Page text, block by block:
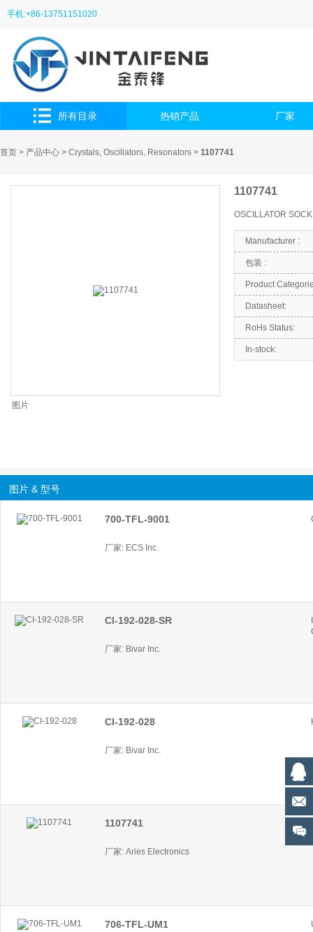
手机:+86-13751151020
所有目录 热销产品 厂家
首页 > 产品中心 > Crystals, Oscillators, Resonators > 1107741
图片
1107741
OSCILLATOR
Manufacturer :
包装 :
Product
Datasheet:
RoHs Status:
In-stock:
图片 & 型号
700-TFL-9001
厂家: ECS Inc.
CI-192-028-SR
厂家: Bivar Inc.
CI-192-028
厂家: Bivar Inc.
1107741
厂家: Aries Electronics
706-TFL-UM1